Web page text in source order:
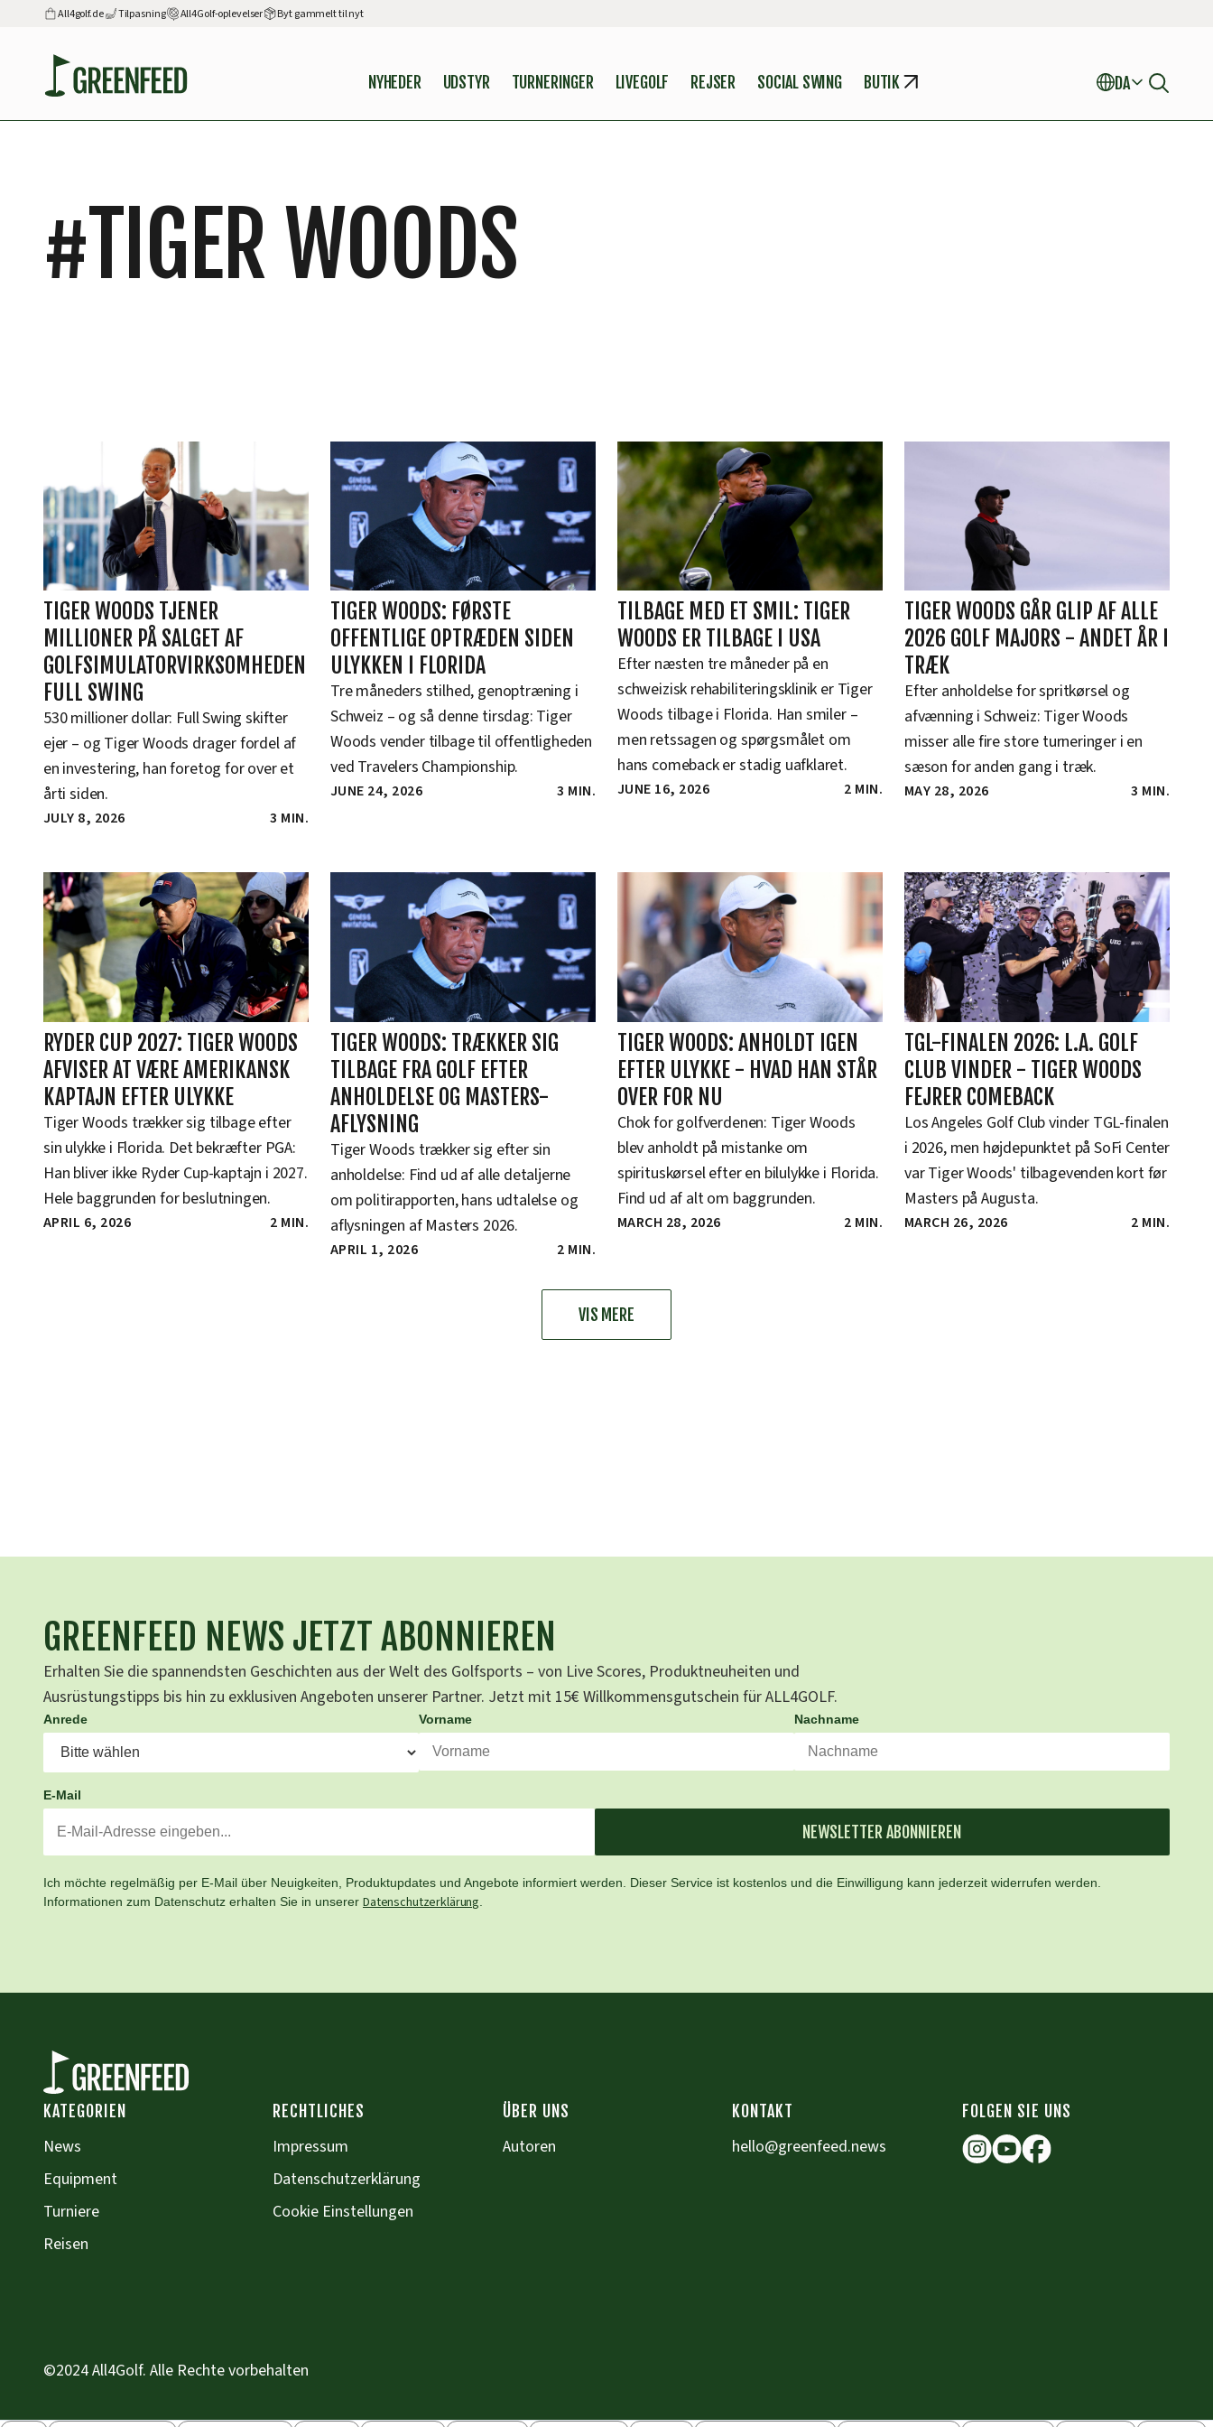
All4golf.de Tilpasning All4Golf-oplevelser Byt gammelt til nyt
NYHEDER UDSTYR TURNERINGER LIVEGOLF REJSER SOCIAL SWING BUTIK DA
#TIGER WOODS
TIGER WOODS TJENER
MILLIONER PÅ SALGET AF
GOLFSIMULATORVIRKSOMHEDEN
FULL SWING
530 millioner dollar: Full Swing skifter
ejer – og Tiger Woods drager fordel af
en investering, han foretog for over et
årti siden.
JULY 8, 2026 3 MIN.
TIGER WOODS: FØRSTE
OFFENTLIGE OPTRÆDEN SIDEN
ULYKKEN I FLORIDA
Tre måneders stilhed, genoptræning i
Schweiz – og så denne tirsdag: Tiger
Woods vender tilbage til offentligheden
ved Travelers Championship.
JUNE 24, 2026 3 MIN.
TILBAGE MED ET SMIL: TIGER
WOODS ER TILBAGE I USA
Efter næsten tre måneder på en
schweizisk rehabiliteringsklinik er Tiger
Woods tilbage i Florida. Han smiler –
men retssagen og spørgsmålet om
hans comeback er stadig uafklaret.
JUNE 16, 2026 2 MIN.
TIGER WOODS GÅR GLIP AF ALLE
2026 GOLF MAJORS - ANDET ÅR I
TRÆK
Efter anholdelse for spritkørsel og
afvænning i Schweiz: Tiger Woods
misser alle fire store turneringer i en
sæson for anden gang i træk.
MAY 28, 2026 3 MIN.
RYDER CUP 2027: TIGER WOODS
AFVISER AT VÆRE AMERIKANSK
KAPTAJN EFTER ULYKKE
Tiger Woods trækker sig tilbage efter
sin ulykke i Florida. Det bekræfter PGA:
Han bliver ikke Ryder Cup-kaptajn i 2027.
Hele baggrunden for beslutningen.
APRIL 6, 2026 2 MIN.
TIGER WOODS: TRÆKKER SIG
TILBAGE FRA GOLF EFTER
ANHOLDELSE OG MASTERS-
AFLYSNING
Tiger Woods trækker sig efter sin
anholdelse: Find ud af alle detaljerne
om politirapporten, hans udtalelse og
aflysningen af Masters 2026.
APRIL 1, 2026 2 MIN.
TIGER WOODS: ANHOLDT IGEN
EFTER ULYKKE - HVAD HAN STÅR
OVER FOR NU
Chok for golfverdenen: Tiger Woods
blev anholdt på mistanke om
spirituskørsel efter en bilulykke i Florida.
Find ud af alt om baggrunden.
MARCH 28, 2026 2 MIN.
TGL-FINALEN 2026: L.A. GOLF
CLUB VINDER - TIGER WOODS
FEJRER COMEBACK
Los Angeles Golf Club vinder TGL-finalen
i 2026, men højdepunktet på SoFi Center
var Tiger Woods' tilbagevenden kort før
Masters på Augusta.
MARCH 26, 2026 2 MIN.
VIS MERE
GREENFEED NEWS JETZT ABONNIEREN
Erhalten Sie die spannendsten Geschichten aus der Welt des Golfsports – von Live Scores, Produktneuheiten und
Ausrüstungstipps bis hin zu exklusiven Angeboten unserer Partner. Jetzt mit 15€ Willkommensgutschein für ALL4GOLF.
Anrede Vorname Nachname
E-Mail
NEWSLETTER ABONNIEREN
Ich möchte regelmäßig per E-Mail über Neuigkeiten, Produktupdates und Angebote informiert werden. Dieser Service ist kostenlos und die Einwilligung kann jederzeit widerrufen werden.
Informationen zum Datenschutz erhalten Sie in unserer Datenschutzerklärung
KATEGORIEN
News
Equipment
Turniere
Reisen
RECHTLICHES
Impressum
Datenschutzerklärung
Cookie Einstellungen
ÜBER UNS
Autoren
KONTAKT
hello@greenfeed.news
FOLGEN SIE UNS
©2024 All4Golf. Alle Rechte vorbehalten